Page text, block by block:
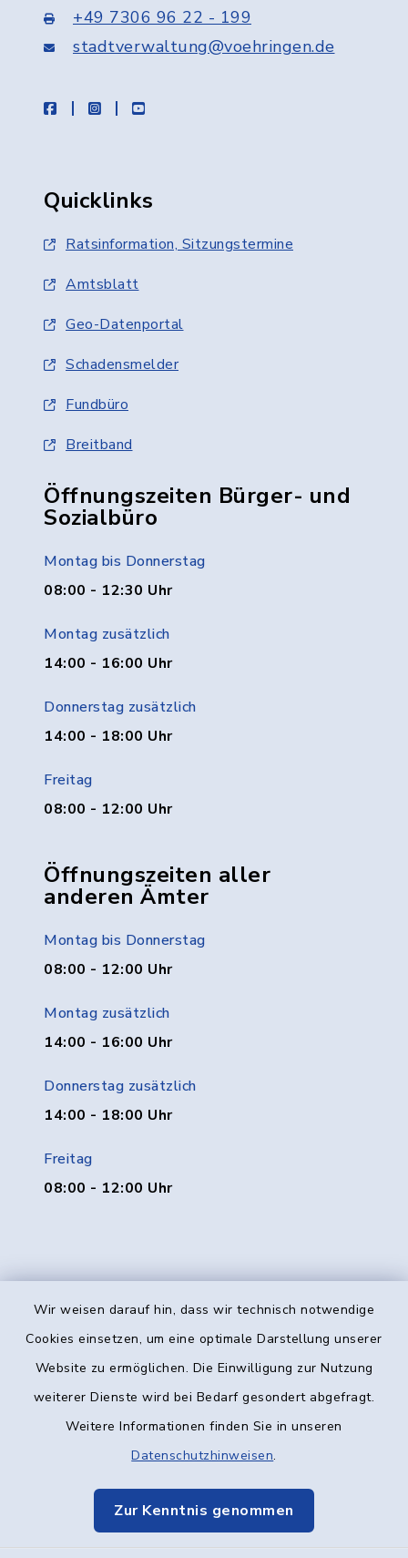
Wir weisen darauf hin, dass wir technisch notwendige
Cookies einsetzen, um eine optimale Darstellung unserer
Website zu ermöglichen. Die Einwilligung zur Nutzung
weiterer Dienste wird bei Bedarf gesondert abgefragt.
Weitere Informationen finden Sie in unseren
Datenschutzhinweisen.
Zur Kenntnis genommen
+49 7306 96 22 - 199
stadtverwaltung@voehringen.de
facebookinstagramyoutube
Quicklinks
Ratsinformation, Sitzungstermine
Amtsblatt
Geo-Datenportal
Schadensmelder
Fundbüro
Breitband
Öffnungszeiten Bürger- und
Sozialbüro
Montag bis Donnerstag
08:00 - 12:30 Uhr
Montag zusätzlich
14:00 - 16:00 Uhr
Donnerstag zusätzlich
14:00 - 18:00 Uhr
Freitag
08:00 - 12:00 Uhr
Öffnungszeiten aller
anderen Ämter
Montag bis Donnerstag
08:00 - 12:00 Uhr
Montag zusätzlich
14:00 - 16:00 Uhr
Donnerstag zusätzlich
14:00 - 18:00 Uhr
Freitag
08:00 - 12:00 Uhr
Kontakt
Datenschutz
Elektronische Kommunikation